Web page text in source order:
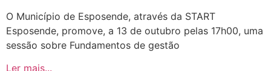
O Município de Esposende, através da START
Esposende, promove, a 13 de outubro pelas 17h00, uma
sessão sobre Fundamentos de gestão
Ler mais...